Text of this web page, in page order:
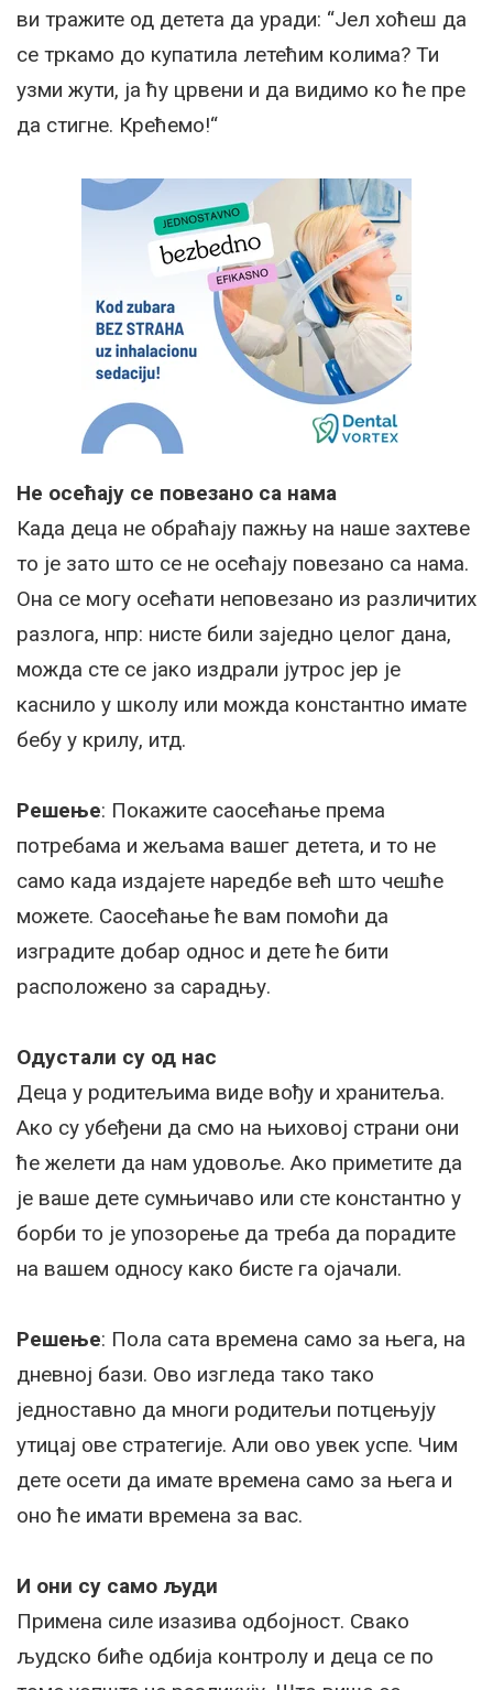
ви тражите од детета да уради: “Јел хоћеш да
се тркамо до купатила летећим колима? Ти
узми жути, ја ћу црвени и да видимо ко ће пре
да стигне. Крећемо!“
Не осећају се повезано са нама
Када деца не обраћају пажњу на наше захтеве
то је зато што се не осећају повезано са нама.
Она се могу осећати неповезано из различитих
разлога, нпр: нисте били заједно целог дана,
можда сте се јако издрали јутрос јер је
каснило у школу или можда константно имате
бебу у крилу, итд.
Решење: Покажите саосећање према
потребама и жељама вашег детета, и то не
само када издајете наредбе већ што чешће
можете. Саосећање ће вам помоћи да
изградите добар однос и дете ће бити
расположено за сарадњу.
Одустали су од нас
Деца у родитељима виде вођу и хранитеља.
Ако су убеђени да смо на њиховој страни они
ће желети да нам удовоље. Ако приметите да
је ваше дете сумњичаво или сте константно у
борби то је упозорење да треба да порадите
на вашем односу како бисте га ојачали.
Решење: Пола сата времена само за њега, на
дневној бази. Ово изгледа тако тако
једноставно да многи родитељи потцењују
утицај ове стратегије. Али ово увек успе. Чим
дете осети да имате времена само за њега и
оно ће имати времена за вас.
И они су само људи
Примена силе изазива одбојност. Свако
људско биће одбија контролу и деца се по